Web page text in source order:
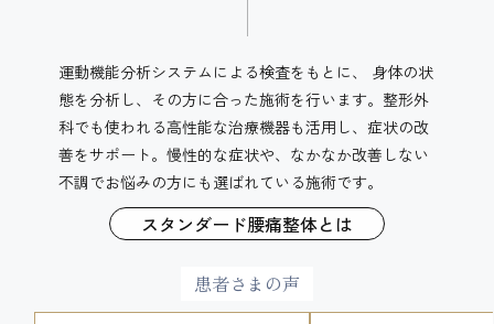
運動機能分析システムによる検査をもとに、 身体の状
態を分析し、その方に合った施術を行います。整形外
科でも使われる高性能な治療機器も活用し、症状の改
善をサポート。慢性的な症状や、なかなか改善しない
不調でお悩みの方にも選ばれている施術です。
スタンダード腰痛整体とは
患者さまの声